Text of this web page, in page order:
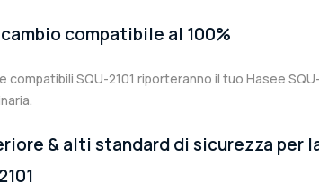
compatibile al 100%
SQU-2101 riporteranno il tuo Hasee
& alti standard di sicurezza per